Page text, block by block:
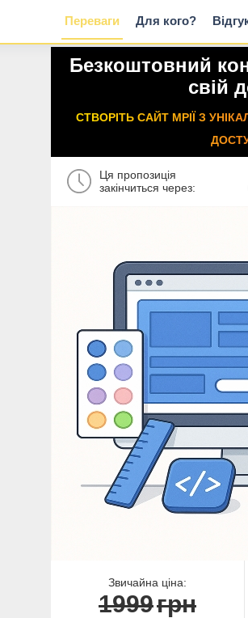
Переваги Для кого?
Безкоштовний
свій
СТВОРІТЬ САЙТ МРІЇ З
Ця пропозиція
закінчиться через:
Звичайна ціна:
1999грн